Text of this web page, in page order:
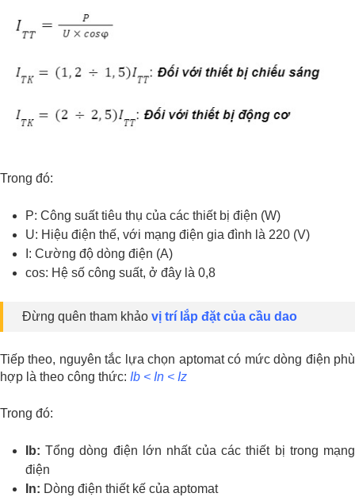
Trong đó:
P: Công suất tiêu thụ của các thiết bị điện (W)
U: Hiệu điện thế, với mạng điện gia đình là 220 (V)
I: Cường độ dòng điện (A)
cos: Hệ số công suất, ở đây là 0,8
Đừng quên tham khảo vị trí lắp đặt của cầu dao
Tiếp theo, nguyên tắc lựa chọn aptomat có mức dòng điện phù
hợp là theo công thức: Ib < In < Iz
Trong đó:
Ib: Tổng dòng điện lớn nhất của các thiết bị trong mạng
điện
In: Dòng điện thiết kế của aptomat